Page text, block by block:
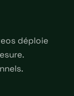
déploie